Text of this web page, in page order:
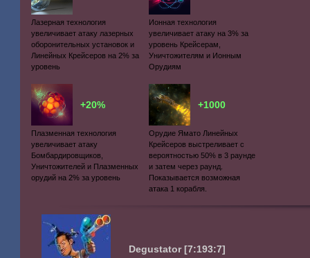
Лазерная технология
увеличивает атаку лазерных
оборонительных установок и
Линейных Крейсеров на 2% за
уровень
Ионная технология
увеличивает атаку на 3% за
уровень Крейсерам,
Уничтожителям и Ионным
Орудиям
+20%
Плазменная технология
увеличивает атаку
Бомбардировщиков,
Уничтожителей и Плазменных
орудий на 2% за уровень
+1000
Орудие Ямато Линейных
Крейсеров выстреливает с
вероятностью 50% в 3 раунде
и затем через раунд.
Показывается возможная
атака 1 корабля.
Degustator [7:193:7]